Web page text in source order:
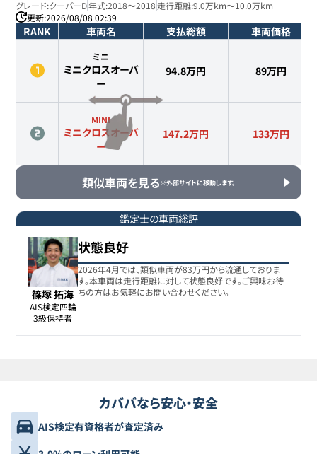
グレード:クーパーD年式:2018～2018 走行距離:9.0万km～10.0万km
更新:2026/08/08 02:39
RANK 車両名 支払総額 車両価格
ミニ
ミニクロスオーバ
ー
94.8万円 89万円
MINI
ミニクロスオーバ
ー
147.2万円 133万円
類似車両を見る※外部サイトに移動します。
鑑定士の車両総評
篠塚 拓海
AIS検定四輪
3級保持者
状態良好
2026年4月では、類似車両が83万円から流通しておりま
す。本車両は走行距離に対して状態良好です。ご興味お待
ちの方はお気軽にお問い合わせください。
カババなら安心・安全
AIS検定有資格者が査定済み